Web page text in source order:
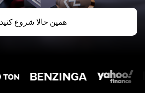
همین حالا شروع کنید